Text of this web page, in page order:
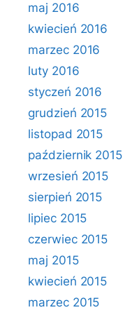
maj 2016
kwiecień 2016
marzec 2016
luty 2016
styczeń 2016
grudzień 2015
listopad 2015
październik 2015
wrzesień 2015
sierpień 2015
lipiec 2015
czerwiec 2015
maj 2015
kwiecień 2015
marzec 2015